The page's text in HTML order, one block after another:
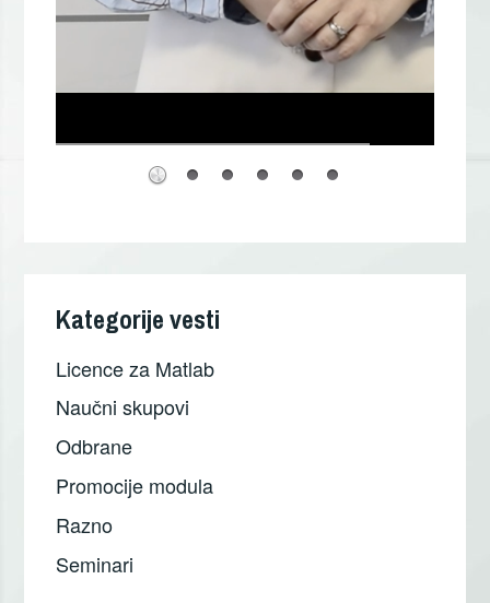
Kategorije vesti
Licence za Matlab
Naučni skupovi
Odbrane
Promocije modula
Razno
Seminari